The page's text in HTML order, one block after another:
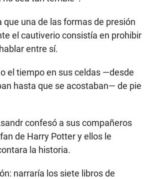
que una de las formas de presión
el cautiverio consistía en prohibir
entre sí.
el tiempo en sus celdas —desde
hasta que se acostaban— de pie
confesó a sus compañeros
de Harry Potter y ellos le
la historia.
narraría los siete libros de